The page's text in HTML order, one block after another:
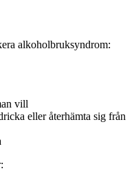
alkoholbruksyndrom:
vill
eller återhämta sig från